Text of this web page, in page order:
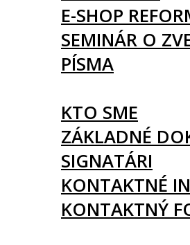
E-SHOP
SEMINÁR O
PÍSMA
KTO SME
ZÁKLADNÉ
SIGNATÁRI
KONTAKTNÉ
KONTAKTNÝ